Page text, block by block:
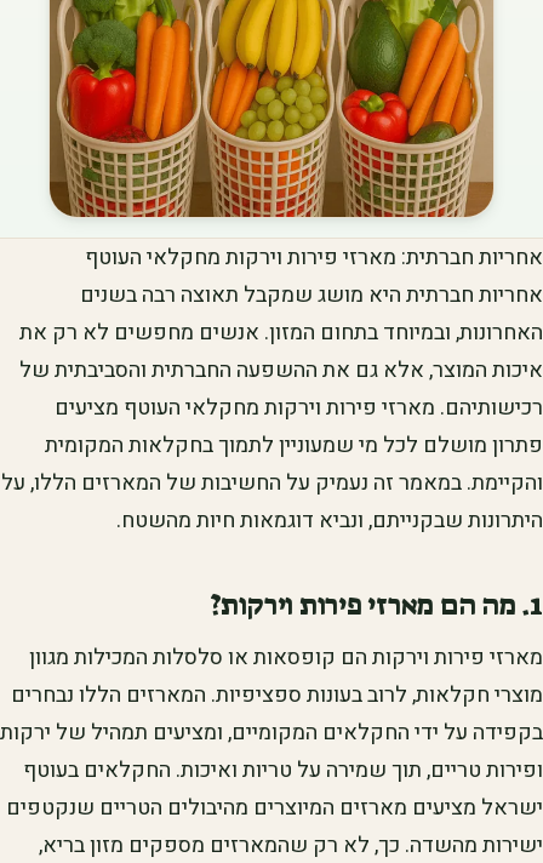
אחריות חברתית: מארזי פירות וירקות מחקלאי העוטף
אחריות חברתית היא מושג שמקבל תאוצה רבה בשנים
האחרונות, ובמיוחד בתחום המזון. אנשים מחפשים לא רק את
איכות המוצר, אלא גם את ההשפעה החברתית והסביבתית של
רכישותיהם. מארזי פירות וירקות מחקלאי העוטף מציעים
פתרון מושלם לכל מי שמעוניין לתמוך בחקלאות המקומית
והקיימת. במאמר זה נעמיק על החשיבות של המארזים הללו, על
היתרונות שבקנייתם, ונביא דוגמאות חיות מהשטח.
1. מה הם מארזי פירות וירקות?
מארזי פירות וירקות הם קופסאות או סלסלות המכילות מגוון
מוצרי חקלאות, לרוב בעונות ספציפיות. המארזים הללו נבחרים
בקפידה על ידי החקלאים המקומיים, ומציעים תמהיל של ירקות
ופירות טריים, תוך שמירה על טריות ואיכות. החקלאים בעוטף
ישראל מציעים מארזים המיוצרים מהיבולים הטריים שנקטפים
ישירות מהשדה. כך, לא רק שהמארזים מספקים מזון בריא,